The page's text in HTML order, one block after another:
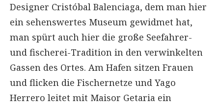
Designer Cristóbal Balenciaga, dem man hier
ein sehenswertes Museum gewidmet hat,
man spürt auch hier die große Seefahrer-
und fischerei-Tradition in den verwinkelten
Gassen des Ortes. Am Hafen sitzen Frauen
und flicken die Fischernetze und Yago
Herrero leitet mit Maisor Getaria ein